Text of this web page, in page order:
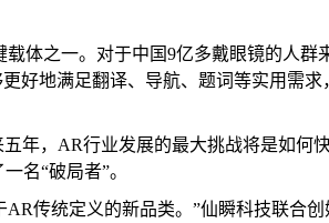
体之一。对于中国9亿多戴眼镜的人
好地满足翻译、导航、题词等实用需
年，AR行业发展的最大挑战将是如何
名“破局者”。
传统定义的新品类。”仙瞬科技联合创